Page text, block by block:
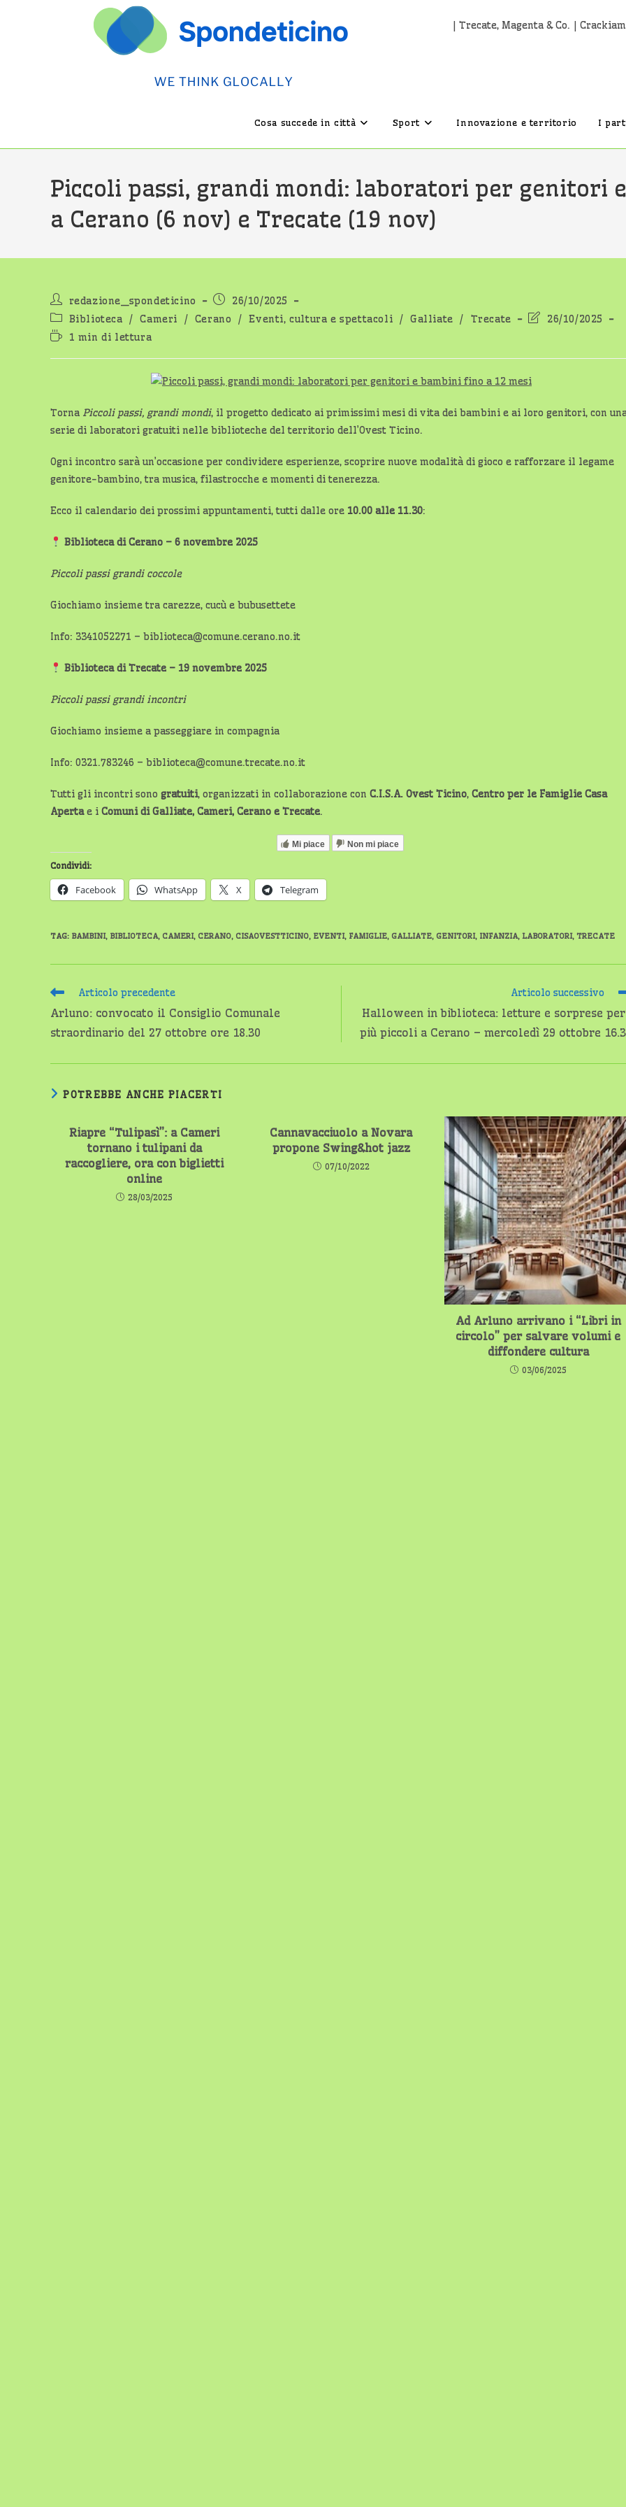
| Trecate, Magenta & Co. |
Cosa succede in città Sport Innovazione e territorio I
Piccoli passi, grandi mondi: laboratori per genitori
a Cerano (6 nov) e Trecate (19 nov)
Autore
dell'articolo:
redazione_spondeticino
Articolo
pubblicato:
26/10/2025
Categoria
dell'articolo:
Biblioteca / Cameri / Cerano / Eventi, cultura e spettacoli / Galliate / Trecate
Ultima26/10/2025
Tempo
lettura:
1 min di lettura
Torna Piccoli passi, grandi mondi, il progetto dedicato ai primissimi mesi di vita dei bambini e ai loro genitori, con
serie di laboratori gratuiti nelle biblioteche del territorio dell’Ovest Ticino.
Ogni incontro sarà un’occasione per condividere esperienze, scoprire nuove modalità di gioco e rafforzare il legame
genitore-bambino, tra musica, filastrocche e momenti di tenerezza.
Ecco il calendario dei prossimi appuntamenti, tutti dalle ore 10.00 alle 11.30:
Biblioteca di Cerano – 6 novembre 2025
Piccoli passi grandi coccole
Giochiamo insieme tra carezze, cucù e bubusettete
Info: 3341052271 – biblioteca@comune.cerano.no.it
Biblioteca di Trecate – 19 novembre 2025
Piccoli passi grandi incontri
Giochiamo insieme a passeggiare in compagnia
Info: 0321.783246 – biblioteca@comune.trecate.no.it
Tutti gli incontri sono gratuiti, organizzati in collaborazione con C.I.S.A. Ovest Ticino, Centro per le Famiglie Casa
Apertae i Comuni di Galliate, Cameri, Cerano e Trecate.
Mi piace Non mi piace
Condividi:
Facebook WhatsApp X Telegram
TAG: BAMBINI, BIBLIOTECA, CAMERI, CERANO, CISAOVESTTICINO, EVENTI, FAMIGLIE, GALLIATE, GENITORI, INFANZIA, LABORATORI, TRECATE
Leggi
articoli
Articolo precedente
Arluno: convocato il Consiglio Comunale
straordinario del 27 ottobre ore 18.30
Articolo successivo
Halloween in biblioteca: letture e sorprese
più piccoli a Cerano – mercoledì 29 ottobre
POTREBBE ANCHE PIACERTI
Riapre “Tulipasì”: a Cameri
tornano i tulipani da
raccogliere, ora con biglietti
online
28/03/2025
Cannavacciuolo a Novara
propone Swing&hot jazz
07/10/2022
Ad Arluno arrivano i “Libri in
circolo” per salvare volumi e
diffondere cultura
03/06/2025